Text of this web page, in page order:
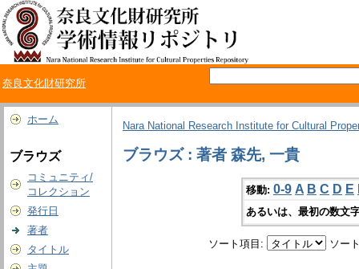
奈良文化財研究所
ホーム
ブラウズ
コミュニティ/
コレクション
発行日
著者
タイトル
Nara National Research Institute for Cultural
ブラウズ : 著者 森先, 一貴
移動: 0-9 A B C D E
あるいは、最初の数文
ソート項目: ソー